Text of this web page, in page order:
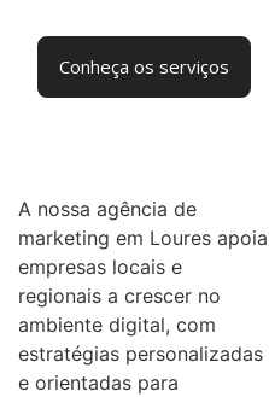
Conheça os serviços
A nossa agência de
marketing em Loures apoia
empresas locais e
regionais a crescer no
ambiente digital, com
estratégias personalizadas
e orientadas para